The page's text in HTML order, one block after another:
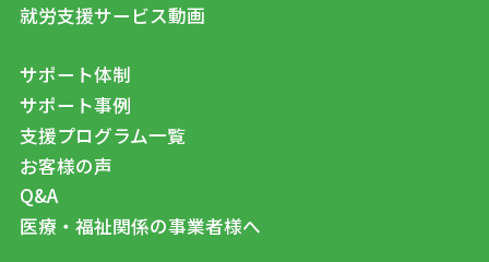
就労支援サービス動画
サポート体制
サポート事例
支援プログラム一覧
お客様の声
Q&A
医療・福祉関係の事業者様へ